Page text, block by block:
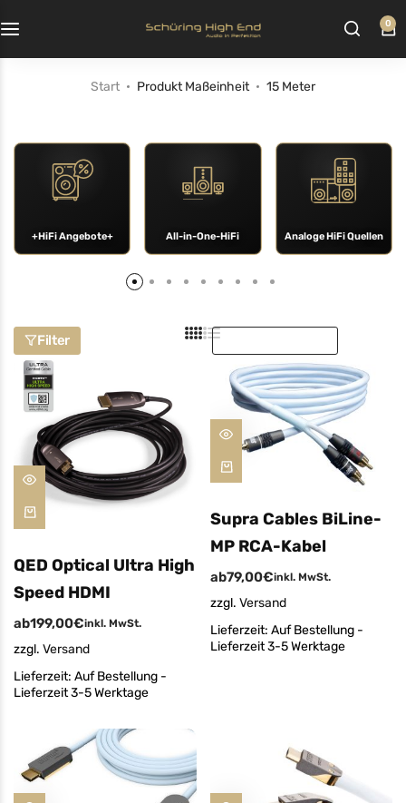
0
Start Produkt Maßeinheit 15 Meter
+HiFi Angebote+ All-in-One-HiFi Analoge HiFi Quellen
Filter
QED Optical Ultra High
Speed HDMI
ab199,00€inkl. MwSt.
zzgl. Versand
Lieferzeit: Auf Bestellung -
Lieferzeit 3-5 Werktage
Supra Cables BiLine-
MP RCA-Kabel
ab79,00€inkl. MwSt.
zzgl. Versand
Lieferzeit: Auf Bestellung -
Lieferzeit 3-5 Werktage